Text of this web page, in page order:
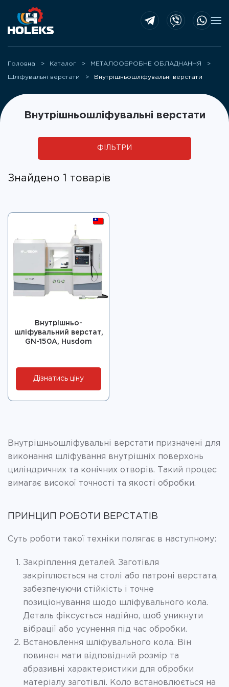
Skip to main content
Головна Каталог МЕТАЛООБРОБНЕ ОБЛАДНАННЯ
Шліфувальні верстати Внутрішньошліфувальні верстати
Внутрішньошліфувальні верстати
ФІЛЬТРИ
Знайдено 1 товарів
Внутрішньо-
шліфувальний верстат,
GN-150A, Husdom
Дізнатись ціну
Внутрішньошліфувальні верстати призначені для
виконання шліфування внутрішніх поверхонь
циліндричних та конічних отворів. Такий процес
вимагає високої точності та якості обробки.
ПРИНЦИП РОБОТИ ВЕРСТАТІВ
Суть роботи такої техніки полягає в наступному:
Закріплення деталей. Заготівля
закріплюється на столі або патроні верстата,
забезпечуючи стійкість і точне
позиціонування щодо шліфувального кола.
Деталь фіксується надійно, щоб уникнути
вібрації або усунення під час обробки.
Встановлення шліфувального кола. Він
повинен мати відповідний розмір та
абразивні характеристики для обробки
матеріалу заготівлі. Коло встановлюється на